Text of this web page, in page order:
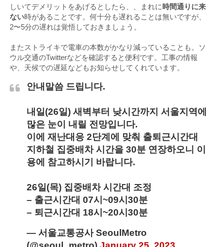
しいてデメリットをあげるとしたら、、まれに時間通りに来
ない時があることです。何十分も遅れることは無いですが、
2〜5分の遅れは覚悟しておきましょう。
またストライキで電車の本数がかなり減っていることも。ソ
ウル交通のTwitterなどを確認すると便利です。工事の情報
や、天候での遅延などもお知らせしてくれています。
안내말씀 드립니다.
내일(26일) 새벽부터 낮시간까지 서울지역에
많은 눈이 내릴 전망입니다.
이에 재난대응 2단계에 맞춰 출퇴근시간대
지하철 집중배차 시간을 30분 연장하오니 이
용에 참고하시기 바랍니다.
26일(목) 집중배차 시간대 조정
– 출근시간대 07시~09시30분
– 퇴근시간대 18시~20시30분
— 서울교통공사 SeoulMetro